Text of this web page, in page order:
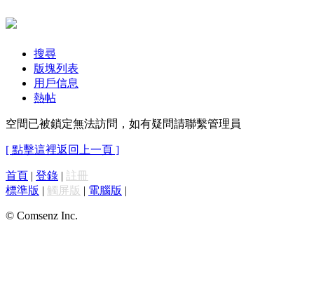
搜尋
版塊列表
用戶信息
熱帖
空間已被鎖定無法訪問，如有疑問請聯繫管理員
[ 點擊這裡返回上一頁 ]
首頁 | 登錄 | 註冊
標準版 | 觸屏版 | 電腦版 |
© Comsenz Inc.